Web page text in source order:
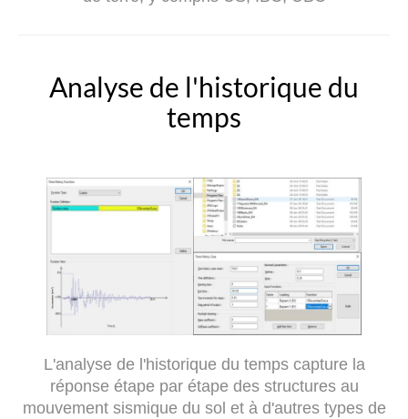
Analyse de l'historique du
temps
L'analyse de l'historique du temps capture la
réponse étape par étape des structures au
mouvement sismique du sol et à d'autres types de